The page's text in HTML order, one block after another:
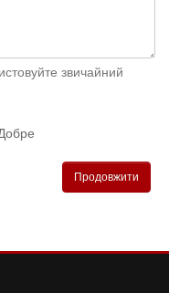
звичайний
Продовжити